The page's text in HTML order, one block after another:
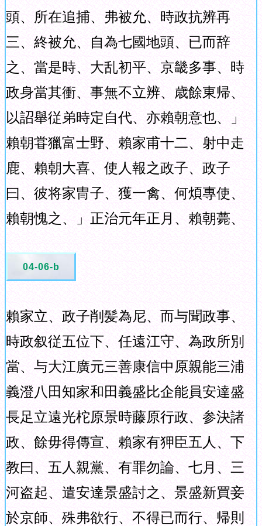
頭、所在追捕、弗被允、時政抗辨再
三、終被允、自為七國地頭、已而辞
之、當是時、大乱初平、京畿多事、時
政身當其衝、事無不立辨、歳餘東帰、
以詔舉従弟時定自代、亦賴朝意也、」
賴朝甞獵富士野、賴家甫十二、射中走
鹿、賴朝大喜、使人報之政子、政子
曰、彼将家冑子、獲一禽、何煩專使、
賴朝愧之、」正治元年正月、賴朝薨、
04-06-b
賴家立、政子削髪為尼、而与聞政事、
時政叙従五位下、任遠江守、為政所別
當、与大江廣元三善康信中原親能三浦
義澄八田知家和田義盛比企能員安達盛
長足立遠光柁原景時藤原行政、参決諸
政、餘毋得傳宣、賴家有狎臣五人、下
教曰、五人親黨、有罪勿論、七月、三
河盗起、遣安達景盛討之、景盛新買妾
於京師、殊弗欲行、不得已而行、帰則